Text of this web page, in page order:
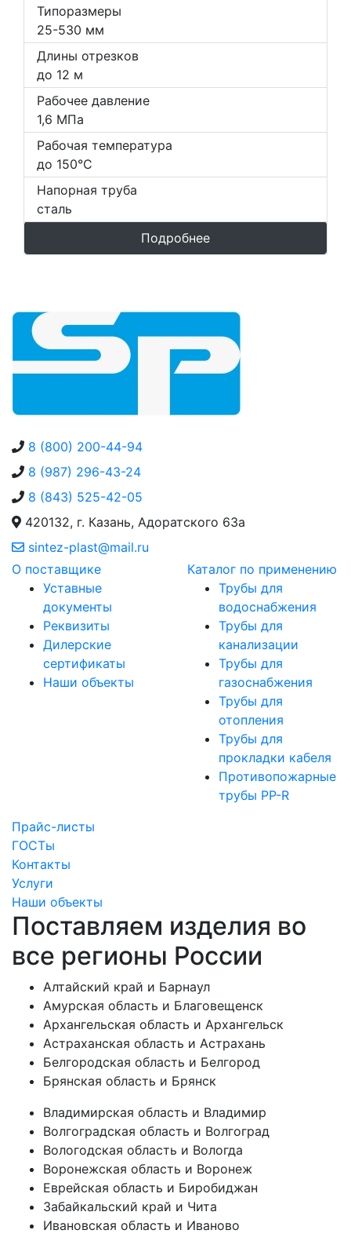
Типоразмеры
25-530 мм
Длины отрезков
до 12 м
Рабочее давление
1,6 МПа
Рабочая температура
до 150°С
Напорная труба
сталь
Подробнее
8 (800) 200-44-94
8 (987) 296-43-24
8 (843) 525-42-05
420132, г. Казань, Адоратского 63а
sintez-plast@mail.ru
О поставщике
Уставные
документы
Реквизиты
Дилерские
сертификаты
Наши объекты
Каталог по применению
Трубы для
водоснабжения
Трубы для
канализации
Трубы для
газоснабжения
Трубы для
отопления
Трубы для
прокладки кабеля
Противопожарные
трубы PP-R
Прайс-листы
ГОСТы
Контакты
Услуги
Наши объекты
Поставляем изделия во
все регионы России
Алтайский край и Барнаул
Амурская область и Благовещенск
Архангельская область и Архангельск
Астраханская область и Астрахань
Белгородская область и Белгород
Брянская область и Брянск
Владимирская область и Владимир
Волгоградская область и Волгоград
Вологодская область и Вологда
Воронежская область и Воронеж
Еврейская область и Биробиджан
Забайкальский край и Чита
Ивановская область и Иваново